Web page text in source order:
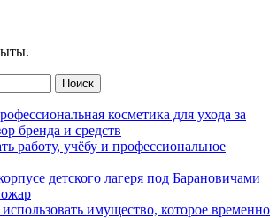
косметика для ухода за
бренда и средств
работу, учёбу и профессиональное
детского лагеря под Барановичами
имущество, которое временно